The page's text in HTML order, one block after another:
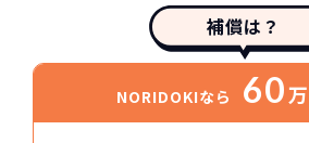
補償は？
NORIDOKIなら 60